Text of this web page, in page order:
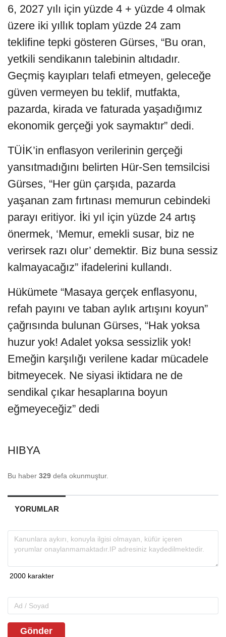
6, 2027 yılı için yüzde 4 + yüzde 4 olmak
üzere iki yıllık toplam yüzde 24 zam
teklifine tepki gösteren Gürses, “Bu oran,
yetkili sendikanın talebinin altıdadır.
Geçmiş kayıpları telafi etmeyen, geleceğe
güven vermeyen bu teklif, mutfakta,
pazarda, kirada ve faturada yaşadığımız
ekonomik gerçeği yok saymaktır” dedi.
TÜİK’in enflasyon verilerinin gerçeği
yansıtmadığını belirten Hür-Sen temsilcisi
Gürses, “Her gün çarşıda, pazarda
yaşanan zam fırtınası memurun cebindeki
parayı eritiyor. İki yıl için yüzde 24 artış
önermek, ‘Memur, emekli susar, biz ne
verirsek razı olur’ demektir. Biz buna sessiz
kalmayacağız” ifadelerini kullandı.
Hükümete “Masaya gerçek enflasyonu,
refah payını ve taban aylık artışını koyun”
çağrısında bulunan Gürses, “Hak yoksa
huzur yok! Adalet yoksa sessizlik yok!
Emeğin karşılığı verilene kadar mücadele
bitmeyecek. Ne siyasi iktidara ne de
sendikal çıkar hesaplarına boyun
eğmeyeceğiz” dedi
HIBYA
Bu haber 329 defa okunmuştur.
YORUMLAR
Gönder